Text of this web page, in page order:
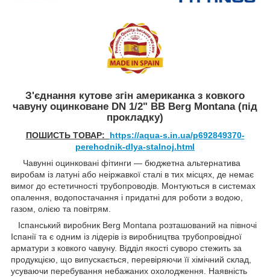
З'єднання кутове згін американка з ковкого
чавуну оцинковане DN 1/2" ВВ Berg Montana (під
прокладку)
ПОШИСТЬ ТОВАР: https://aqua-s.in.ua/p692849370-
perehodnik-dlya-stalnoj.html
Чавунні оцинковані фітинги — бюджетна альтернатива
виробам із латуні або неіржавкої сталі в тих місцях, де немає
вимог до естетичності трубопроводів. Монтуються в системах
опалення, водопостачання і придатні для роботи з водою,
газом, олією та повітрям.
Іспанський виробник Berg Montana розташований на півночі
Іспанії та є одним із лідерів із виробництва трубопровідної
арматури з ковкого чавуну. Відділ якості суворо стежить за
продукцією, що випускається, перевіряючи її хімічний склад,
усуваючи перебування небажаних охолодження. Наявність